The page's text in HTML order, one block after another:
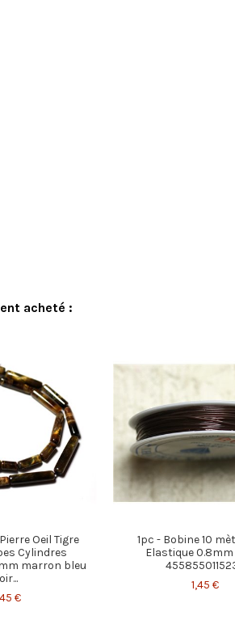
acheté :
Oeil Tigre
Cylindres
marron bleu
€
1pc - Bobine 10
Elastique 0.8mm
1,45 €